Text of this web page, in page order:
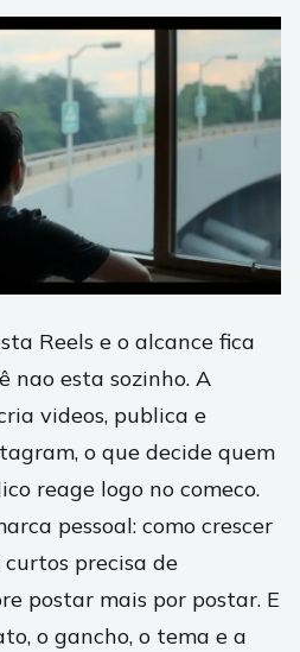
Reels e o alcance fica
nao esta sozinho. A
videos, publica e
o que decide quem
reage logo no comeco.
pessoal: como crescer
precisa de
postar mais por postar. E
o gancho, o tema e a